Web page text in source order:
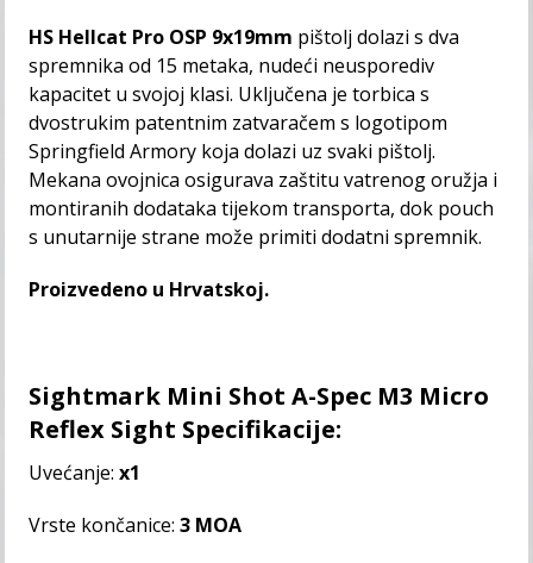
HS Hellcat Pro OSP 9x19mm pištolj dolazi s dva
spremnika od 15 metaka, nudeći neusporediv
kapacitet u svojoj klasi. Uključena je torbica s
dvostrukim patentnim zatvaračem s logotipom
Springfield Armory koja dolazi uz svaki pištolj.
Mekana ovojnica osigurava zaštitu vatrenog oružja i
montiranih dodataka tijekom transporta, dok pouch
s unutarnije strane može primiti dodatni spremnik.
Proizvedeno u Hrvatskoj.
Sightmark Mini Shot A-Spec M3 Micro
Reflex Sight Specifikacije:
Uvećanje:x1
Vrste končanice:3 MOA